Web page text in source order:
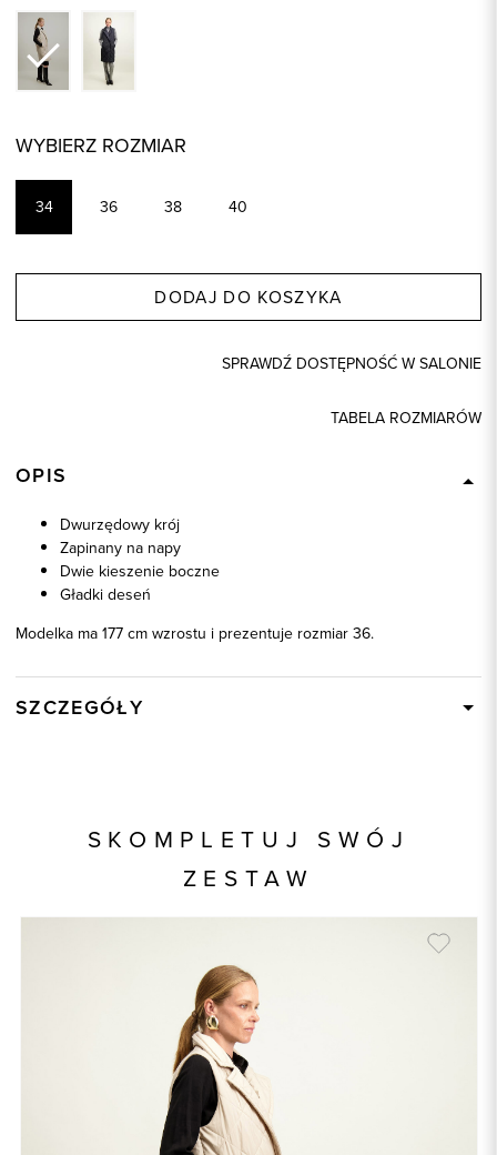
WYBIERZ ROZMIAR
34 36 38 40
DODAJ DO KOSZYKA
SPRAWDŹ DOSTĘPNOŚĆ W SALONIE
TABELA ROZMIARÓW
OPIS
Dwurzędowy krój
Zapinany na napy
Dwie kieszenie boczne
Gładki deseń
Modelka ma 177 cm wzrostu i prezentuje rozmiar 36.
SZCZEGÓŁY
SKOMPLETUJ SWÓJ
ZESTAW